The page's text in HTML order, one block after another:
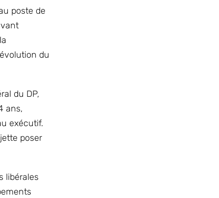
poste de
du
du DP,
ans,
exécutif.
poser
libérales